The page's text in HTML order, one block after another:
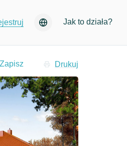
Jak to działa?
Drukuj